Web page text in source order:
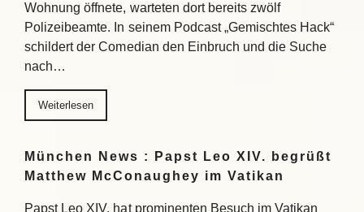
Wohnung öffnete, warteten dort bereits zwölf
Polizeibeamte. In seinem Podcast „Gemischtes Hack“
schildert der Comedian den Einbruch und die Suche
nach…
Weiterlesen
München News : Papst Leo XIV. begrüßt
Matthew McConaughey im Vatikan
Papst Leo XIV. hat prominenten Besuch im Vatikan